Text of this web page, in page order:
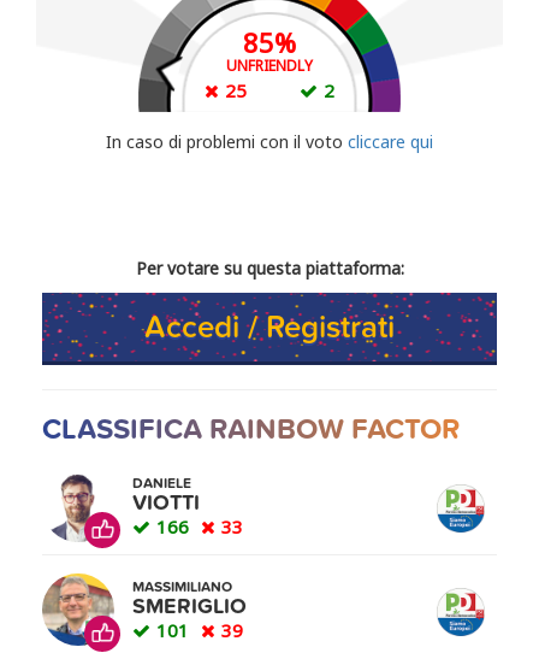
85%
UNFRIENDLY
25 2
CONDIVIDI IL TUO VOTO
In caso di problemi con il voto cliccare qui
Per votare su questa piattaforma:
Accedi / Registrati
CLASSIFICA RAINBOW FACTOR
DANIELE
VIOTTI
166 33
MASSIMILIANO
SMERIGLIO
101 39